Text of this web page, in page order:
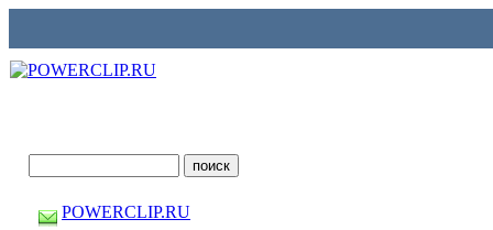
POWERCLIP.RU